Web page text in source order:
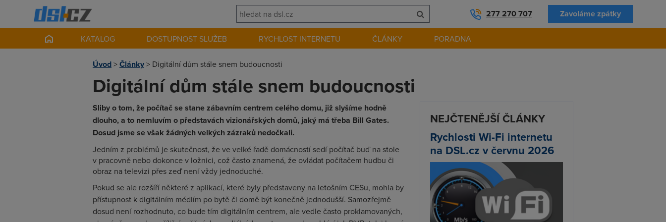
277 270 707 Zavoláme zpátky
KATALOG DOSTUPNOST SLUŽEB RYCHLOST INTERNETU ČLÁNKY PORADNA
Úvod>Články> Digitální dům stále snem budoucnosti
Digitální dům stále snem budoucnosti
Sliby o tom, že počítač se stane zábavním centrem celého domu, již slyšíme hodně
dlouho, a to nemluvím o představách vizionářských domů, jaký má třeba Bill Gates.
Dosud jsme se však žádných velkých zázraků nedočkali.
Jedním z problémů je skutečnost, že ve velké řadě domácností sedí počítač buď na stole
v pracovně nebo dokonce v ložnici, což často znamená, že ovládat počítačem hudbu či
obraz na televizi přes zeď není vždy jednoduché.
Pokud se ale rozšíří některé z aplikací, které byly představeny na letošním CESu, mohla by
přístupnost k digitálním médiím po bytě či domě být konečně jednodušší. Samozřejmě
dosud není rozhodnuto, co bude tím digitálním centrem, ale vedle často proklamovaných,
NEJČTENĚJŠÍ ČLÁNKY
Rychlosti Wi-Fi internetu
na DSL.cz v červnu 2026